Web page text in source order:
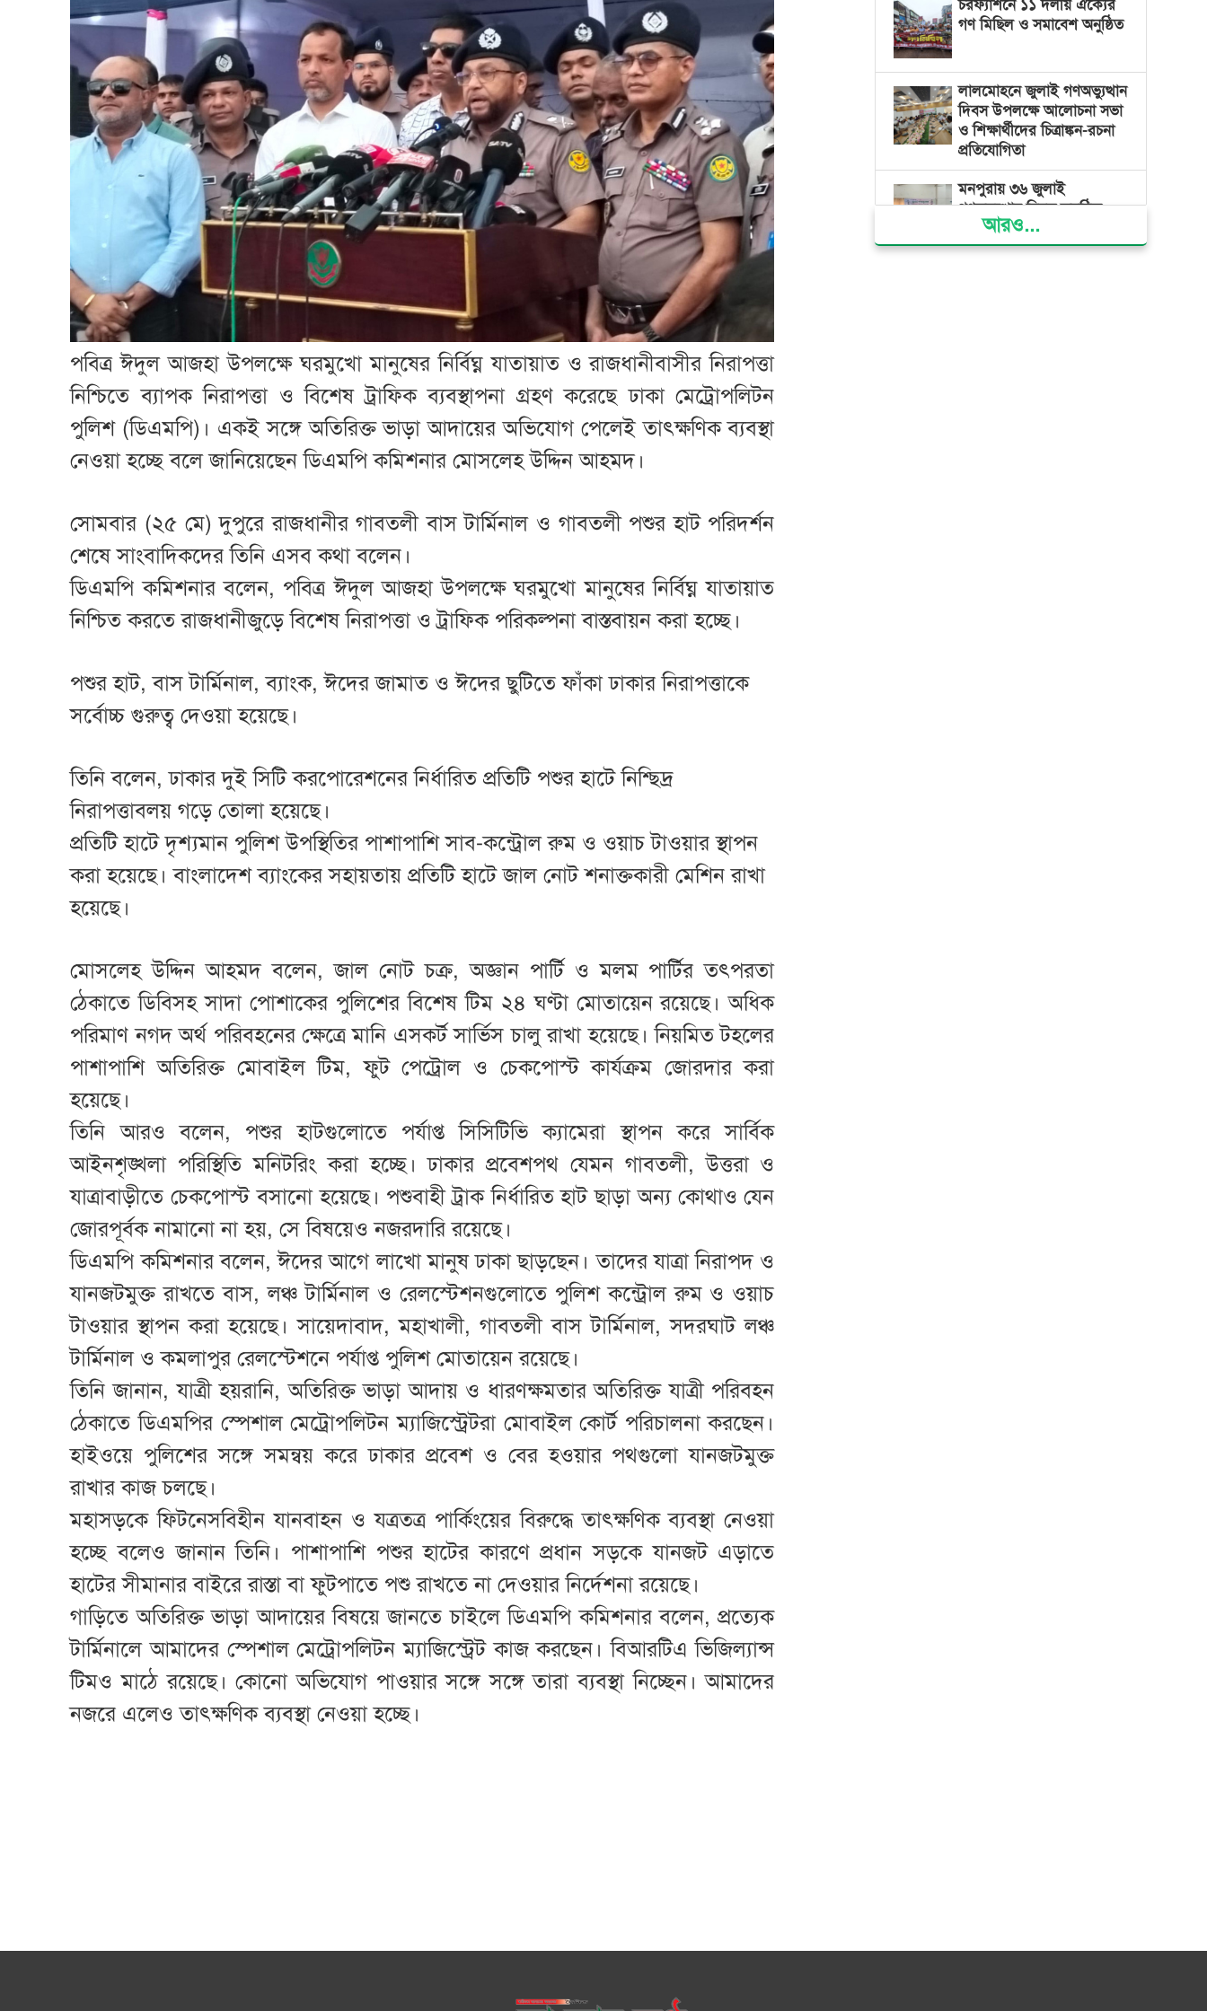
পবিত্র ঈদুল আজহা উপলক্ষে ঘরমুখো মানুষের নির্বিঘ্ন যাতায়াত ও রাজধানীবাসীর নিরাপত্তা
নিশ্চিতে ব্যাপক নিরাপত্তা ও বিশেষ ট্রাফিক ব্যবস্থাপনা গ্রহণ করেছে ঢাকা মেট্রোপলিটন
পুলিশ (ডিএমপি)। একই সঙ্গে অতিরিক্ত ভাড়া আদায়ের অভিযোগ পেলেই তাৎক্ষণিক ব্যবস্থা
নেওয়া হচ্ছে বলে জানিয়েছেন ডিএমপি কমিশনার মোসলেহ উদ্দিন আহমদ।
সোমবার (২৫ মে) দুপুরে রাজধানীর গাবতলী বাস টার্মিনাল ও গাবতলী পশুর হাট পরিদর্শন
শেষে সাংবাদিকদের তিনি এসব কথা বলেন।
ডিএমপি কমিশনার বলেন, পবিত্র ঈদুল আজহা উপলক্ষে ঘরমুখো মানুষের নির্বিঘ্ন যাতায়াত
নিশ্চিত করতে রাজধানীজুড়ে বিশেষ নিরাপত্তা ও ট্রাফিক পরিকল্পনা বাস্তবায়ন করা হচ্ছে।
পশুর হাট, বাস টার্মিনাল, ব্যাংক, ঈদের জামাত ও ঈদের ছুটিতে ফাঁকা ঢাকার নিরাপত্তাকে
সর্বোচ্চ গুরুত্ব দেওয়া হয়েছে।
তিনি বলেন, ঢাকার দুই সিটি করপোরেশনের নির্ধারিত প্রতিটি পশুর হাটে নিশ্ছিদ্র
নিরাপত্তাবলয় গড়ে তোলা হয়েছে।
প্রতিটি হাটে দৃশ্যমান পুলিশ উপস্থিতির পাশাপাশি সাব-কন্ট্রোল রুম ও ওয়াচ টাওয়ার স্থাপন
করা হয়েছে। বাংলাদেশ ব্যাংকের সহায়তায় প্রতিটি হাটে জাল নোট শনাক্তকারী মেশিন রাখা
হয়েছে।
মোসলেহ উদ্দিন আহমদ বলেন, জাল নোট চক্র, অজ্ঞান পার্টি ও মলম পার্টির তৎপরতা
ঠেকাতে ডিবিসহ সাদা পোশাকের পুলিশের বিশেষ টিম ২৪ ঘণ্টা মোতায়েন রয়েছে। অধিক
পরিমাণ নগদ অর্থ পরিবহনের ক্ষেত্রে মানি এসকর্ট সার্ভিস চালু রাখা হয়েছে। নিয়মিত টহলের
পাশাপাশি অতিরিক্ত মোবাইল টিম, ফুট পেট্রোল ও চেকপোস্ট কার্যক্রম জোরদার করা
হয়েছে।
তিনি আরও বলেন, পশুর হাটগুলোতে পর্যাপ্ত সিসিটিভি ক্যামেরা স্থাপন করে সার্বিক
আইনশৃঙ্খলা পরিস্থিতি মনিটরিং করা হচ্ছে। ঢাকার প্রবেশপথ যেমন গাবতলী, উত্তরা ও
যাত্রাবাড়ীতে চেকপোস্ট বসানো হয়েছে। পশুবাহী ট্রাক নির্ধারিত হাট ছাড়া অন্য কোথাও যেন
জোরপূর্বক নামানো না হয়, সে বিষয়েও নজরদারি রয়েছে।
ডিএমপি কমিশনার বলেন, ঈদের আগে লাখো মানুষ ঢাকা ছাড়ছেন। তাদের যাত্রা নিরাপদ ও
যানজটমুক্ত রাখতে বাস, লঞ্চ টার্মিনাল ও রেলস্টেশনগুলোতে পুলিশ কন্ট্রোল রুম ও ওয়াচ
টাওয়ার স্থাপন করা হয়েছে। সায়েদাবাদ, মহাখালী, গাবতলী বাস টার্মিনাল, সদরঘাট লঞ্চ
টার্মিনাল ও কমলাপুর রেলস্টেশনে পর্যাপ্ত পুলিশ মোতায়েন রয়েছে।
তিনি জানান, যাত্রী হয়রানি, অতিরিক্ত ভাড়া আদায় ও ধারণক্ষমতার অতিরিক্ত যাত্রী পরিবহন
ঠেকাতে ডিএমপির স্পেশাল মেট্রোপলিটন ম্যাজিস্ট্রেটরা মোবাইল কোর্ট পরিচালনা করছেন।
হাইওয়ে পুলিশের সঙ্গে সমন্বয় করে ঢাকার প্রবেশ ও বের হওয়ার পথগুলো যানজটমুক্ত
রাখার কাজ চলছে।
মহাসড়কে ফিটনেসবিহীন যানবাহন ও যত্রতত্র পার্কিংয়ের বিরুদ্ধে তাৎক্ষণিক ব্যবস্থা নেওয়া
হচ্ছে বলেও জানান তিনি। পাশাপাশি পশুর হাটের কারণে প্রধান সড়কে যানজট এড়াতে
হাটের সীমানার বাইরে রাস্তা বা ফুটপাতে পশু রাখতে না দেওয়ার নির্দেশনা রয়েছে।
গাড়িতে অতিরিক্ত ভাড়া আদায়ের বিষয়ে জানতে চাইলে ডিএমপি কমিশনার বলেন, প্রত্যেক
টার্মিনালে আমাদের স্পেশাল মেট্রোপলিটন ম্যাজিস্ট্রেট কাজ করছেন। বিআরটিএ ভিজিল্যান্স
টিমও মাঠে রয়েছে। কোনো অভিযোগ পাওয়ার সঙ্গে সঙ্গে তারা ব্যবস্থা নিচ্ছেন। আমাদের
নজরে এলেও তাৎক্ষণিক ব্যবস্থা নেওয়া হচ্ছে।
চরফ্যাশনে ১১ দলীয় ঐক্যের
গণ মিছিল ও সমাবেশ অনুষ্ঠিত
লালমোহনে জুলাই গণঅভ্যুত্থান
দিবস উপলক্ষে আলোচনা সভা
ও শিক্ষার্থীদের চিত্রাঙ্কন-রচনা
প্রতিযোগিতা
মনপুরায় ৩৬ জুলাই
গণঅভ্যুত্থান দিবস অনুষ্ঠিত
আরও...